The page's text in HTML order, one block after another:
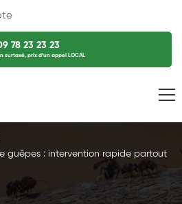
78 23 23 23
surtaxé, prix d’un appel LOCAL
guêpes : intervention rapide partout